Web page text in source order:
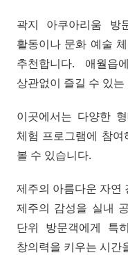
곽지 아쿠아리움
활동이나 문화 예술
추천합니다. 애월읍
상관없이 즐길 수 있
이곳에서는 다양한
체험 프로그램에 참
볼 수 있습니다.
제주의 아름다운 자연
제주의 감성을 실내
단위 방문객에게 특
창의력을 키우는 시간